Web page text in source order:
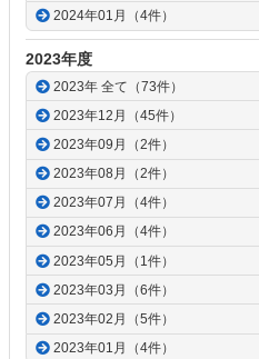
2024年01月（4件）
2023年度
2023年 全て（73件）
2023年12月（45件）
2023年09月（2件）
2023年08月（2件）
2023年07月（4件）
2023年06月（4件）
2023年05月（1件）
2023年03月（6件）
2023年02月（5件）
2023年01月（4件）